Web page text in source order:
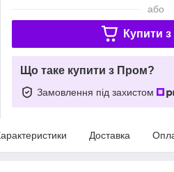
або
Купити з
Що таке купити з Пром?
Замовлення під захистом
Доставка